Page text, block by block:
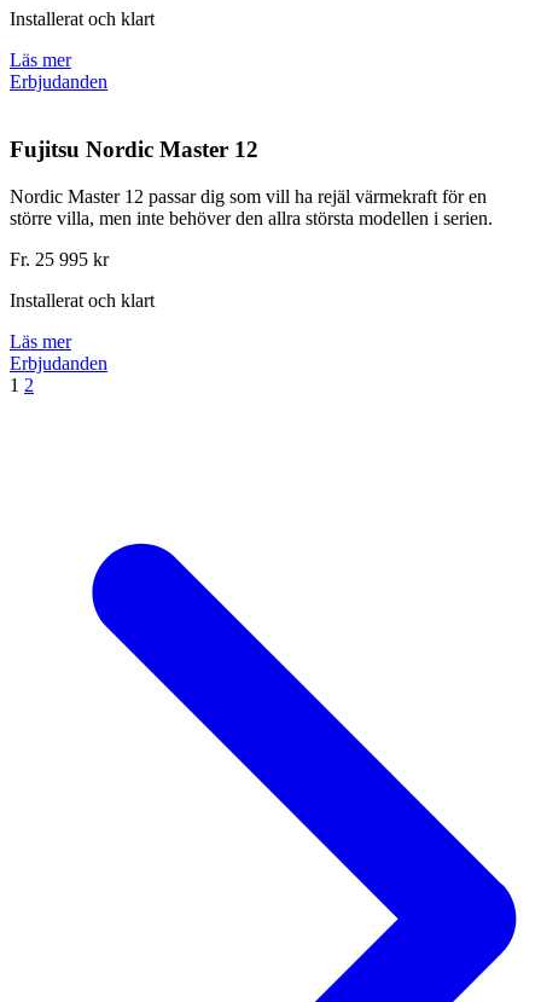
Installerat och klart
Läs mer
Erbjudanden
Fujitsu Nordic Master 12
Nordic Master 12 passar dig som vill ha rejäl värmekraft för en
större villa, men inte behöver den allra största modellen i serien.
Fr. 25 995 kr
Installerat och klart
Läs mer
Erbjudanden
1 2